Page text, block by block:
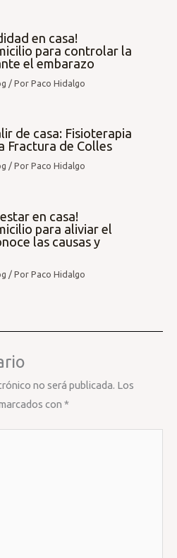
en casa!
para controlar la
el embarazo
/ PorPaco Hidalgo
de casa: Fisioterapia
Fractura de Colles
/ PorPaco Hidalgo
en casa!
para aliviar el
las causas y
/ PorPaco Hidalgo
no será publicada. Los
con *